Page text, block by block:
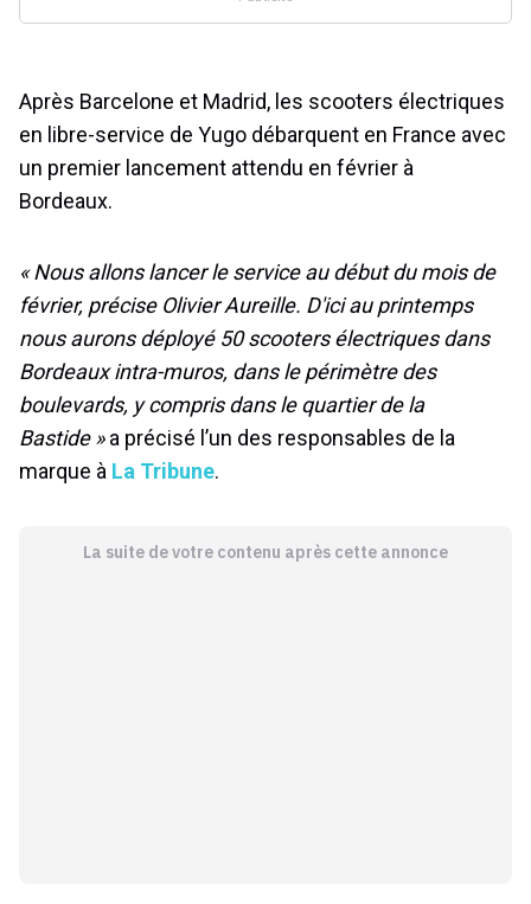
Après Barcelone et Madrid, les scooters électriques
en libre-service de Yugo débarquent en France avec
un premier lancement attendu en février à
Bordeaux.
« Nous allons lancer le service au début du mois de
février, précise Olivier Aureille. D'ici au printemps
nous aurons déployé 50 scooters électriques dans
Bordeaux intra-muros, dans le périmètre des
boulevards, y compris dans le quartier de la
Bastide »a précisé l’un des responsables de la
marque à La Tribune.
La suite de votre contenu après cette annonce